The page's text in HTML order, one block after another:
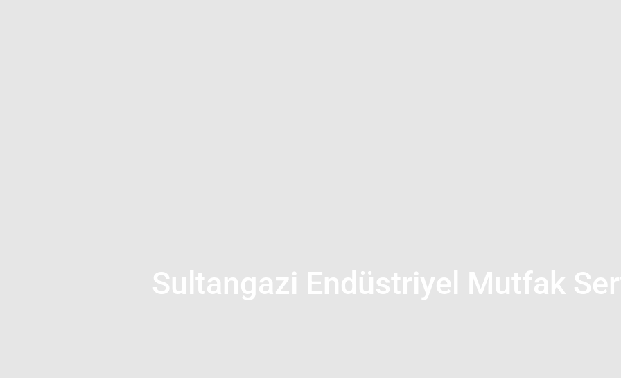
Sultangazi Endüstriyel Mutfak